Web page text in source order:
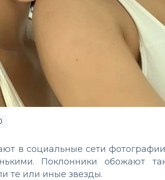
в социальные сети
Поклонники обожают
те или иные звезды.